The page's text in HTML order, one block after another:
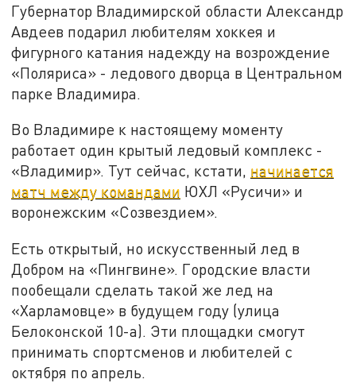
Губернатор Владимирской области Александр
Авдеев подарил любителям хоккея и
фигурного катания надежду на возрождение
«Поляриса» - ледового дворца в Центральном
парке Владимира.
Во Владимире к настоящему моменту
работает один крытый ледовый комплекс -
«Владимир». Тут сейчас, кстати, начинается
матч между командами ЮХЛ «Русичи» и
воронежским «Созвездием».
Есть открытый, но искусственный лед в
Добром на «Пингвине». Городские власти
пообещали сделать такой же лед на
«Харламовце» в будущем году (улица
Белоконской 10-а). Эти площадки смогут
принимать спортсменов и любителей с
октября по апрель.